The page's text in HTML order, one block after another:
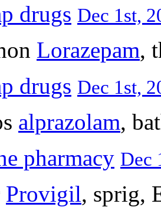
drugs Dec 1st,
Lorazepam,
drugs Dec 1st,
alprazolam,
pharmacy Dec
Provigil, sprig,